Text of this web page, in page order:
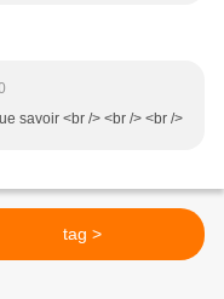
savoir <br /> <br /> <br />
tag >